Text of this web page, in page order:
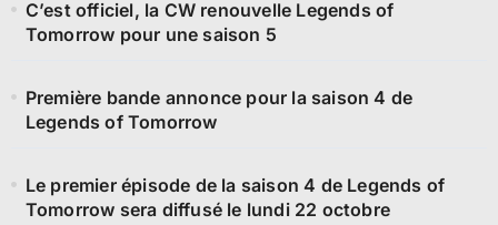
C’est officiel, la CW renouvelle Legends of
Tomorrow pour une saison 5
Première bande annonce pour la saison 4 de
Legends of Tomorrow
Le premier épisode de la saison 4 de Legends of
Tomorrow sera diffusé le lundi 22 octobre